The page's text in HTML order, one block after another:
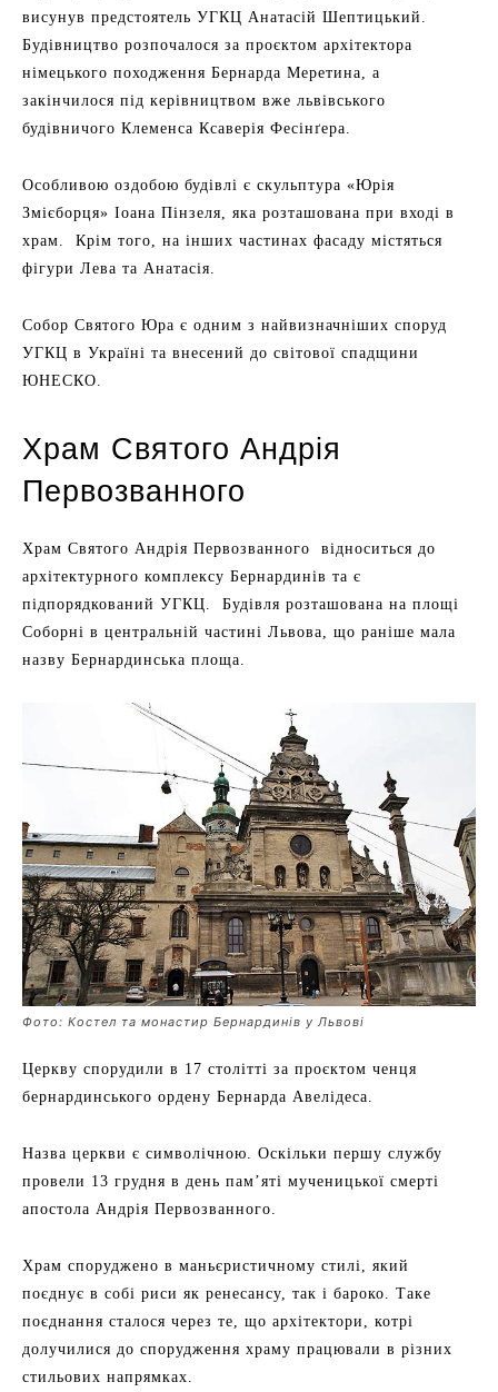
висунув предстоятель УГКЦ Анатасій Шептицький.
Будівництво розпочалося за проєктом архітектора
німецького походження Бернарда Меретина, а
закінчилося під керівництвом вже львівського
будівничого Клеменса Ксаверія Фесінґера.
Особливою оздобою будівлі є скульптура «Юрія
Змієборця» Іоана Пінзеля, яка розташована при вході в
храм. Крім того, на інших частинах фасаду містяться
фігури Лева та Анатасія.
Собор Святого Юра є одним з найвизначніших споруд
УГКЦ в Україні та внесений до світової спадщини
ЮНЕСКО.
Храм Святого Андрія
Первозванного
Храм Святого Андрія Первозванного відноситься до
архітектурного комплексу Бернардинів та є
підпорядкований УГКЦ. Будівля розташована на площі
Соборні в центральній частині Львова, що раніше мала
назву Бернардинська площа.
Фото: Костел та монастир Бернардинів у Львові
Церкву спорудили в 17 столітті за проєктом ченця
бернардинського ордену Бернарда Авелідеса.
Назва церкви є символічною. Оскільки першу службу
провели 13 грудня в день пам’яті мученицької смерті
апостола Андрія Первозванного.
Храм споруджено в маньєристичному стилі, який
поєднує в собі риси як ренесансу, так і бароко. Таке
поєднання сталося через те, що архітектори, котрі
долучилися до спорудження храму працювали в різних
стильових напрямках.